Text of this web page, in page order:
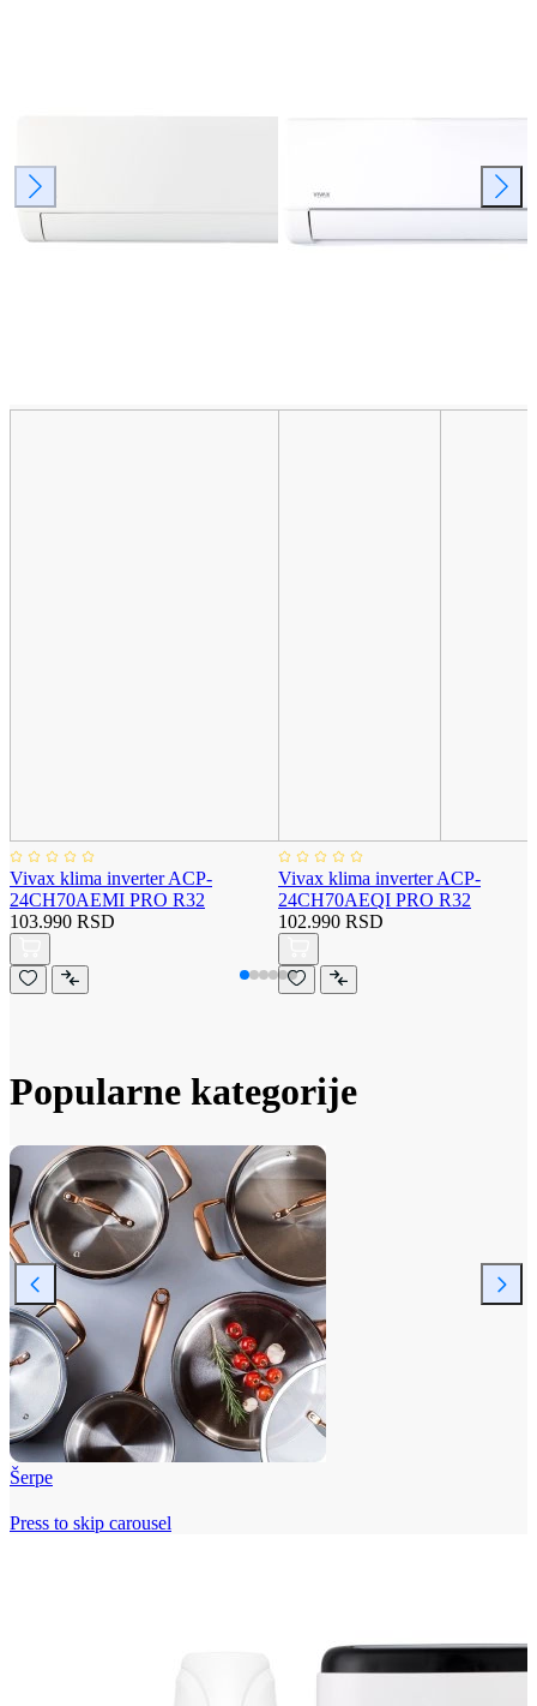
Vivax klima inverter ACP-
24CH70AEMI PRO R32
103.990 RSD
Vivax klima inverter ACP-
24CH70AEQI PRO R32
102.990 RSD
Popularne kategorije
Šerpe
Press to skip carousel